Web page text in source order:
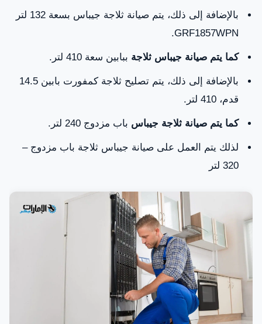
بالإضافة إلى ذلك، يتم صيانة ثلاجة جيباس بسعة 132 لتر
GRF1857WPN.
كما يتم صيانة جيباس ثلاجة ببابين سعة 410 لتر.
بالإضافة إلى ذلك، يتم تصليح ثلاجة كمفورت بابين 14.5
قدم، 410 لتر.
كما يتم صيانة ثلاجة جيباس باب مزدوج 240 لتر.
لذلك يتم العمل على صيانة جيباس ثلاجة باب مزدوج –
320 لتر